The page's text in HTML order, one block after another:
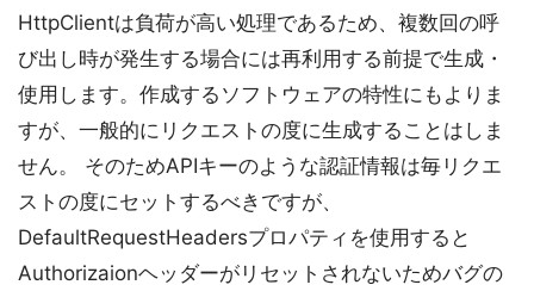
HttpClientは負荷が高い処理であるため、複数回の呼
び出し時が発生する場合には再利用する前提で生成・
使用します。作成するソフトウェアの特性にもよりま
すが、一般的にリクエストの度に生成することはしま
せん。 そのためAPIキーのような認証情報は毎リクエ
ストの度にセットするべきですが、
DefaultRequestHeadersプロパティを使用すると
Authorizaionヘッダーがリセットされないためバグの